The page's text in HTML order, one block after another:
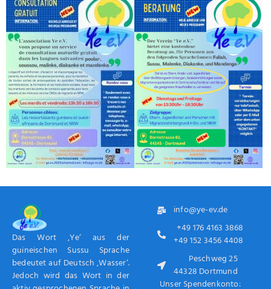
Das Wort ‚Ye‘ aus der
guineischen Sussu Sprache
bedeutet auf Deutsch ‚Wasser‘.
Jedoch wird das Wort in der
info@ye-ev.de
+49 176 4163 3868
+49 152 3456 4408
Peschweg 25
44328 Dortmund
Unser Spendenkonto: